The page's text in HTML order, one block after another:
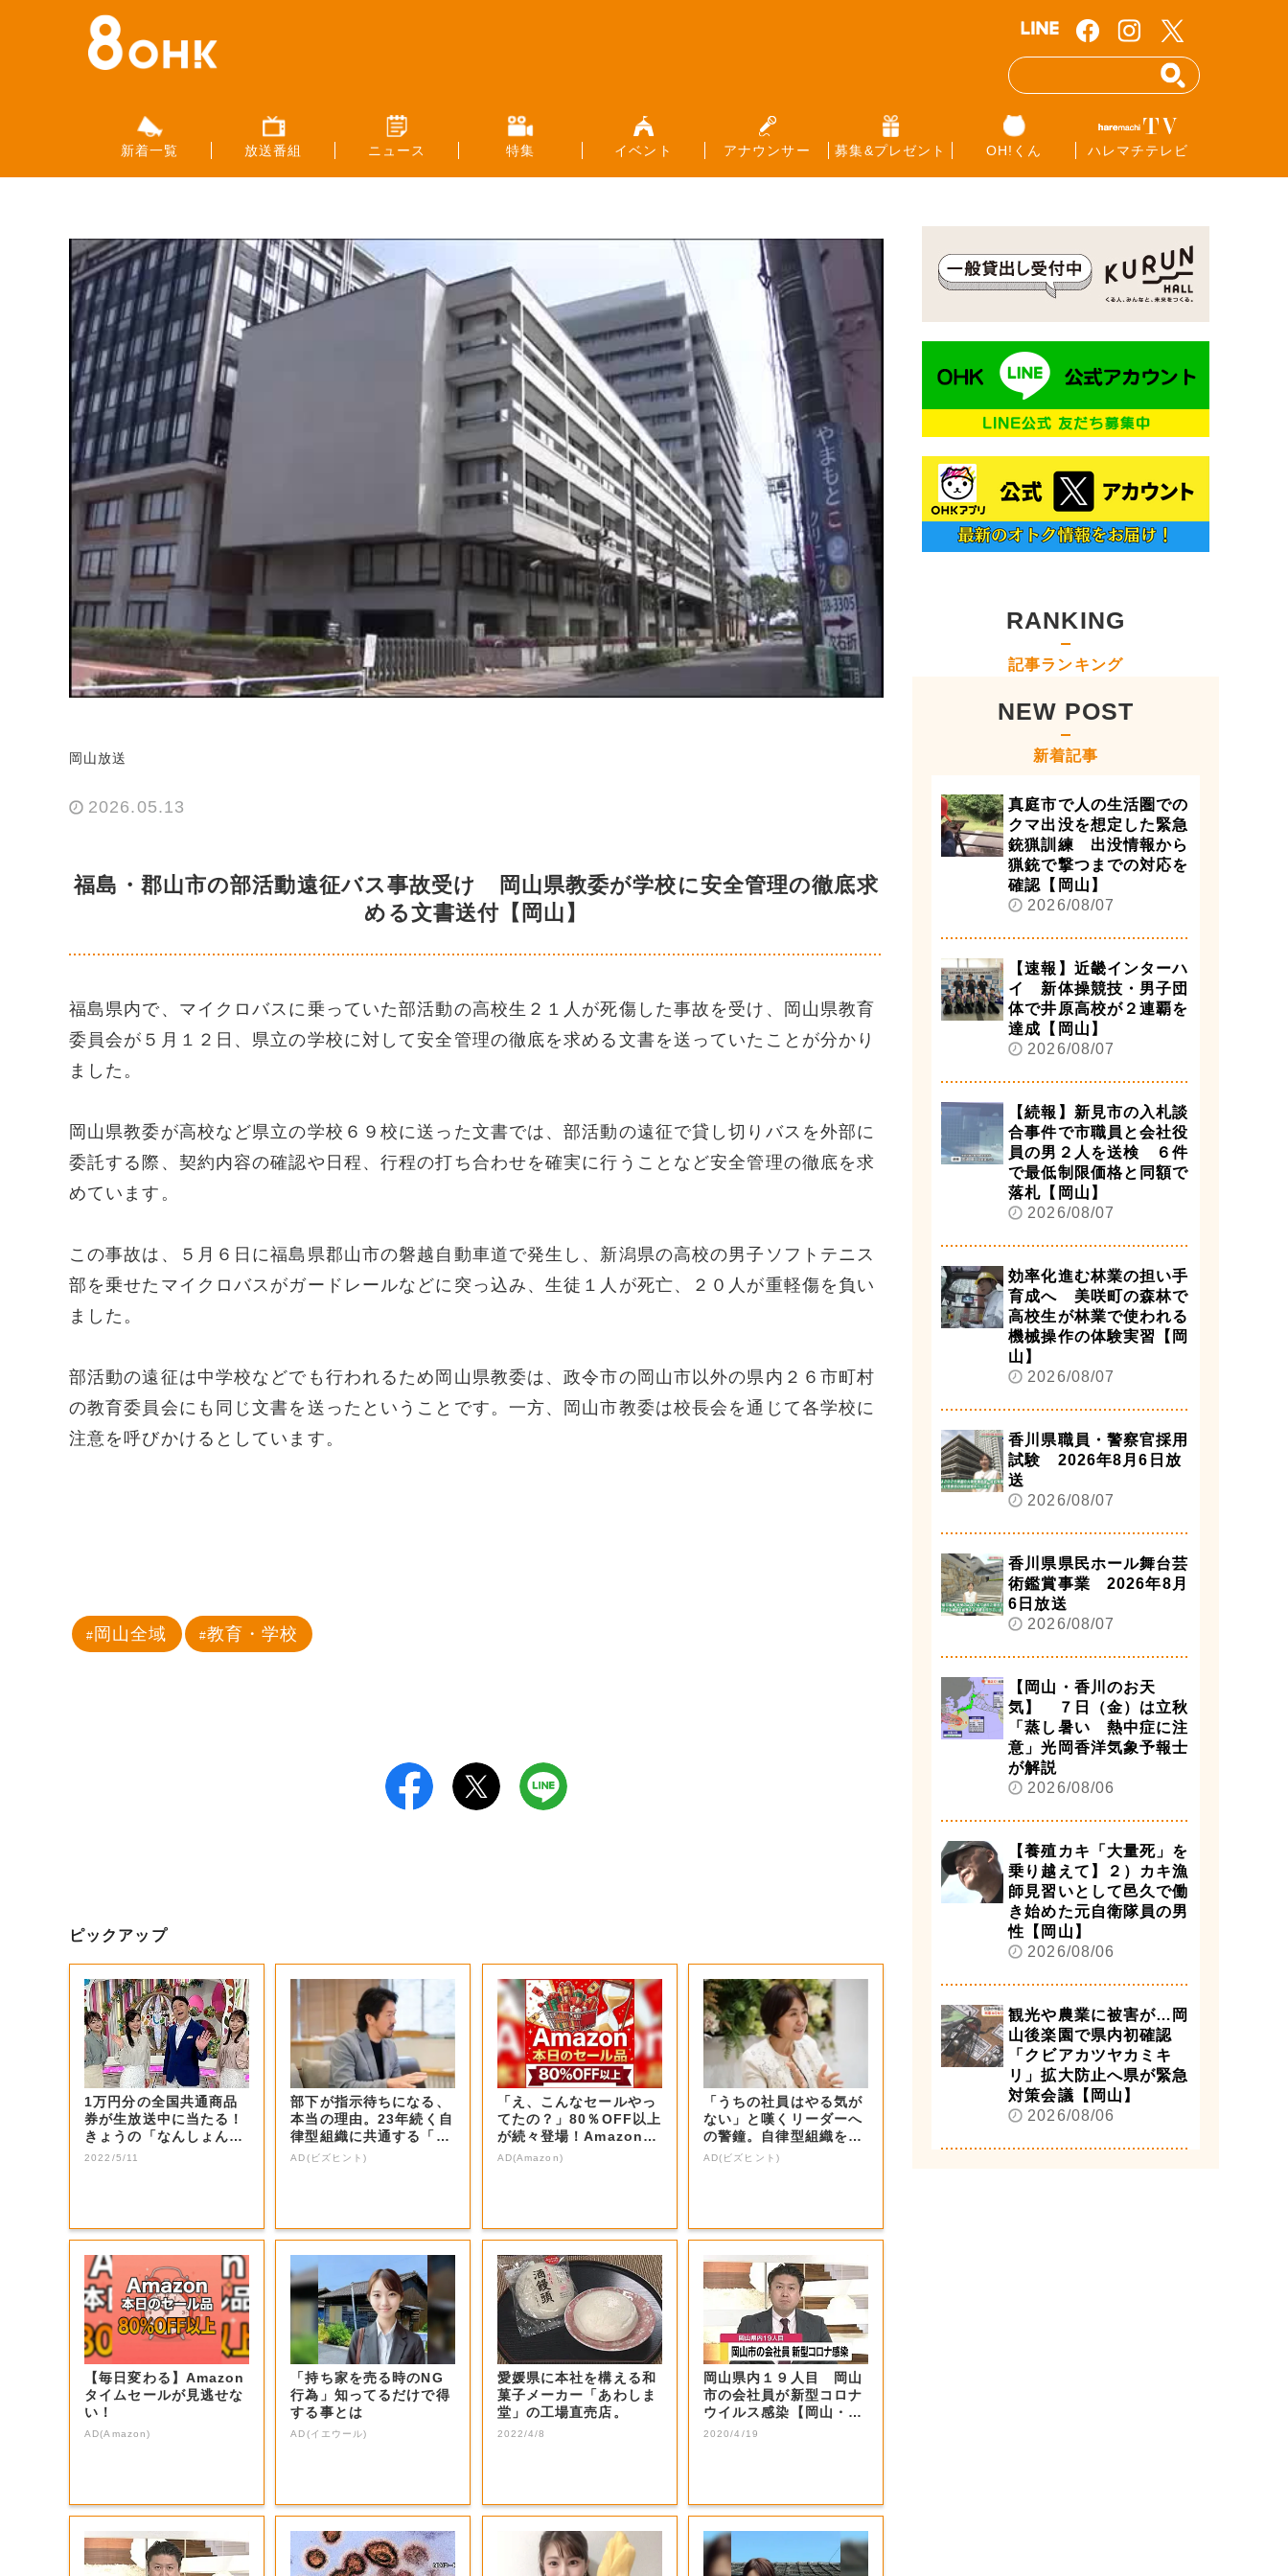
新着一覧 放送番組 ニュース 特集 イベント アナウンサー 募集&プレゼント OH!くん ハレマチテレビ
岡山放送
2026.05.13
福島・郡山市の部活動遠征バス事故受け 岡山県教委が学校に安全管理の徹底求
める文書送付【岡山】
福島県内で、マイクロバスに乗っていた部活動の高校生２１人が死傷した事故を受け、岡山県教育
委員会が５月１２日、県立の学校に対して安全管理の徹底を求める文書を送っていたことが分かり
ました。
岡山県教委が高校など県立の学校６９校に送った文書では、部活動の遠征で貸し切りバスを外部に
委託する際、契約内容の確認や日程、行程の打ち合わせを確実に行うことなど安全管理の徹底を求
めています。
この事故は、５月６日に福島県郡山市の磐越自動車道で発生し、新潟県の高校の男子ソフトテニス
部を乗せたマイクロバスがガードレールなどに突っ込み、生徒１人が死亡、２０人が重軽傷を負い
ました。
部活動の遠征は中学校などでも行われるため岡山県教委は、政令市の岡山市以外の県内２６市町村
の教育委員会にも同じ文書を送ったということです。一方、岡山市教委は校長会を通じて各学校に
注意を呼びかけるとしています。
岡山全域 教育・学校
ピックアップ
1万円分の全国共通商品
券が生放送中に当たる！
きょうの「なんしょん？
生電話クイズ」...
2022/5/11
部下が指示待ちになる、
本当の理由。23年続く自
律型組織に共通する「3
つの要素」
AD(ビズヒント)
「え、こんなセールやっ
てたの？」80％OFF以上
が続々登場！Amazonの
本気が...
AD(Amazon)
「うちの社員はやる気が
ない」と嘆くリーダーへ
の警鐘。自律型組織をつ
くる前に外せな...
AD(ビズヒント)
【毎日変わる】Amazon
タイムセールが見逃せな
い！
AD(Amazon)
「持ち家を売る時のNG
行為」知ってるだけで得
する事とは
AD(イエウール)
愛媛県に本社を構える和
菓子メーカー「あわしま
堂」の工場直売店。
2022/4/8
岡山県内１９人目 岡山
市の会社員が新型コロナ
ウイルス感染【岡山・岡
山市】
2020/4/19
RANKING
記事ランキング
NEW POST
新着記事
真庭市で人の生活圏での
クマ出没を想定した緊急
銃猟訓練 出没情報から
猟銃で撃つまでの対応を
確認【岡山】
2026/08/07
【速報】近畿インターハ
イ 新体操競技・男子団
体で井原高校が２連覇を
達成【岡山】
2026/08/07
【続報】新見市の入札談
合事件で市職員と会社役
員の男２人を送検 ６件
で最低制限価格と同額で
落札【岡山】
2026/08/07
効率化進む林業の担い手
育成へ 美咲町の森林で
高校生が林業で使われる
機械操作の体験実習【岡
山】
2026/08/07
香川県職員・警察官採用
試験 2026年8月6日放
送
2026/08/07
香川県県民ホール舞台芸
術鑑賞事業 2026年8月
6日放送
2026/08/07
【岡山・香川のお天
気】 ７日（金）は立秋
「蒸し暑い 熱中症に注
意」光岡香洋気象予報士
が解説
2026/08/06
【養殖カキ「大量死」を
乗り越えて】２）カキ漁
師見習いとして邑久で働
き始めた元自衛隊員の男
性【岡山】
2026/08/06
観光や農業に被害が…岡
山後楽園で県内初確認
「クビアカツヤカミキ
リ」拡大防止へ県が緊急
対策会議【岡山】
2026/08/06